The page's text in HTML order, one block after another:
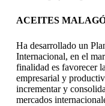
ACEITES
Ha desarrollado un
Internacional, en el
finalidad es favorecer
empresarial y
incrementar y
mercados